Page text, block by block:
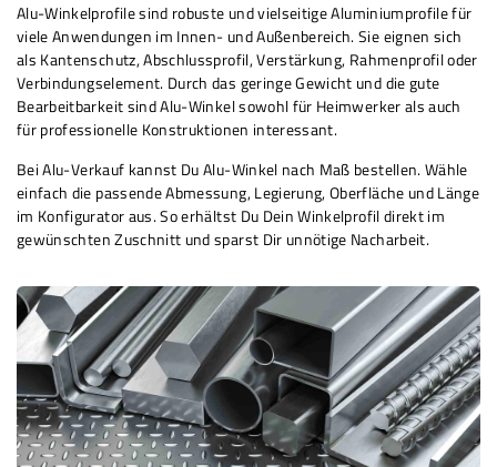
Alu-Winkelprofile sind robuste und vielseitige Aluminiumprofile für
viele Anwendungen im Innen- und Außenbereich. Sie eignen sich
als Kantenschutz, Abschlussprofil, Verstärkung, Rahmenprofil oder
Verbindungselement. Durch das geringe Gewicht und die gute
Bearbeitbarkeit sind Alu-Winkel sowohl für Heimwerker als auch
für professionelle Konstruktionen interessant.
Bei Alu-Verkauf kannst Du Alu-Winkel nach Maß bestellen. Wähle
einfach die passende Abmessung, Legierung, Oberfläche und Länge
im Konfigurator aus. So erhältst Du Dein Winkelprofil direkt im
gewünschten Zuschnitt und sparst Dir unnötige Nacharbeit.